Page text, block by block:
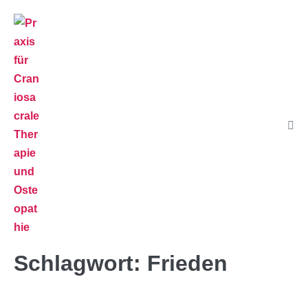
Schlagwort: Frieden